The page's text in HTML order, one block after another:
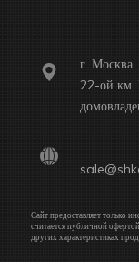
г. Москва
22-ой км.
Сайт предоставляет только
считается публичной
других характеристиках